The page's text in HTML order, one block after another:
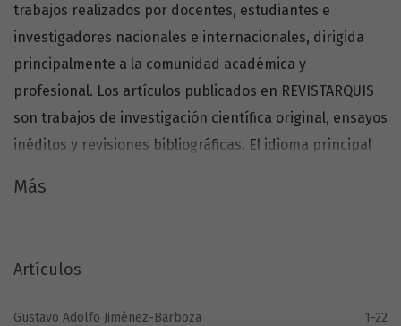
trabajos realizados por docentes, estudiantes e
investigadores nacionales e internacionales, dirigida
principalmente a la comunidad académica y
profesional. Los artículos publicados en REVISTARQUIS
son trabajos de investigación científica original, ensayos
inéditos y revisiones bibliográficas. El idioma principal
Más
Artículos
Gustavo Adolfo Jiménez-Barboza 1-22